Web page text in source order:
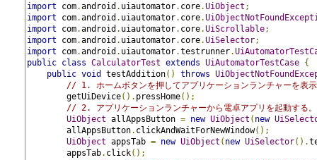
import com.android . uiautomator. core.UiObject ;
import com.android . uiautomator. core.
import com.android . uiautomator. core.UiScrollable;
import com.android . uiautomator. core.UiSelector;
import com.android . uiautomator.testrunner.
public class CalculatorTest extends UiAutomatorTestCase {
public void testAddition() throws
// 1. ホームボタンを押してアプリケーションランチャーを表
getUiDevice(). pressHome();
// 2. アプリケーションランチャーから電卓アプリを起動する。
UiObject allAppsButton = new UiObject ( new
allAppsButton. clickAndWaitForNewWindow();
UiObject appsTab = new UiObject ( new UiSelector().
appsTab. click();